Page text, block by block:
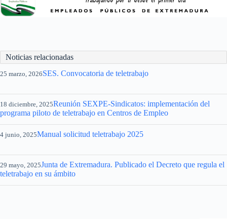
Noticias relacionadas
25 marzo, 2026SES. Convocatoria de teletrabajo
18 diciembre, 2025Reunión SEXPE-Sindicatos: implementación del
programa piloto de teletrabajo en Centros de Empleo
4 junio, 2025Manual solicitud teletrabajo 2025
29 mayo, 2025Junta de Extremadura. Publicado el Decreto que regula el
teletrabajo en su ámbito